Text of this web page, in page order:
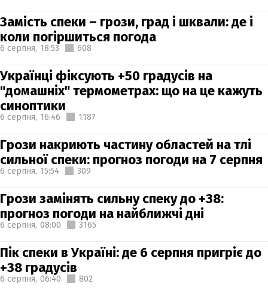
Замість спеки – грози, град і шквали: де і
коли погіршиться погода
6 серпня, 18:53 608
Українці фіксують +50 градусів на
"домашніх" термометрах: що на це кажуть
синоптики
6 серпня, 16:46 1187
Грози накриють частину областей на тлі
сильної спеки: прогноз погоди на 7 серпня
6 серпня, 15:54 309
Грози замінять сильну спеку до +38:
прогноз погоди на найближчі дні
6 серпня, 08:00 3165
Пік спеки в Україні: де 6 серпня пригріє до
+38 градусів
6 серпня, 06:40 802